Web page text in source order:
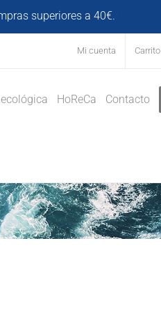
superiores a 40€.
Mi cuenta Carrito
HoReCa Contacto